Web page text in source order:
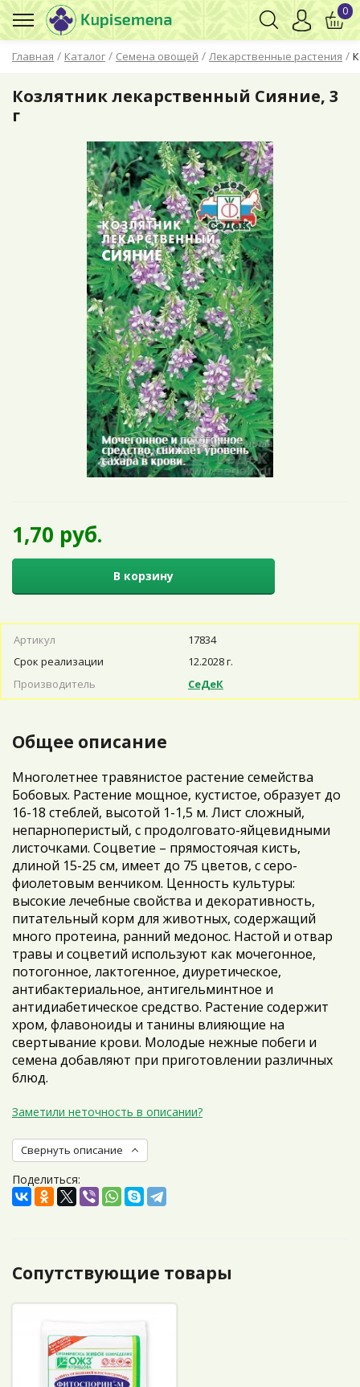
Главная / Каталог / Семена овощей / Лекарственные растения /
0
Козлятник лекарственный Сияние, 3
г
1,70 руб.
В корзину
Артикул
17834
Срок реализации
12.2028 г.
Производитель
СеДеК
Общее описание
Многолетнее травянистое растение семейства
Бобовых. Растение мощное, кустистое, образует до
16-18 стеблей, высотой 1-1,5 м. Лист сложный,
непарноперистый, с продолговато-яйцевидными
листочками. Соцветие – прямостоячая кисть,
длиной 15-25 см, имеет до 75 цветов, с серо-
фиолетовым венчиком. Ценность культуры:
высокие лечебные свойства и декоративность,
питательный корм для животных, содержащий
много протеина, ранний медонос. Настой и отвар
травы и соцветий используют как мочегонное,
потогонное, лактогенное, диуретическое,
антибактериальное, антигельминтное и
антидиабетическое средство. Растение содержит
хром, флавоноиды и танины влияющие на
свертывание крови. Молодые нежные побеги и
семена добавляют при приготовлении различных
блюд.
Заметили неточность в описании?
Свернуть описание
Поделиться:
Сопутствующие товары